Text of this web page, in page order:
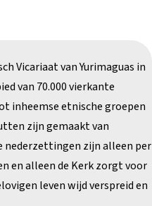
Vicariaat van Yurimaguas in
van 70.000 vierkante
inheemse etnische groepen
zijn gemaakt van
nederzettingen zijn alleen per
en alleen de Kerk zorgt voor
leven wijd verspreid en